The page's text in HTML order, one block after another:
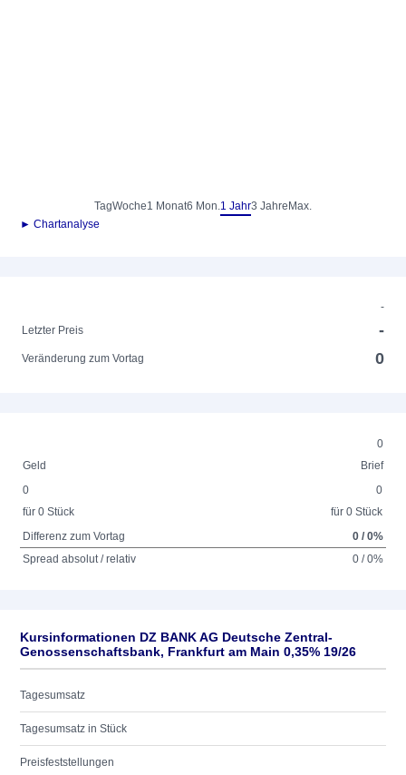
TagWoche1 Monat6 Mon.1 Jahr3 Jahre Max.
► Chartanalyse
-
Letzter Preis
-
Veränderung zum Vortag 0
0
Geld
Brief
0
für 0 Stück
0
für 0 Stück
Differenz zum Vortag
0 / 0%
Spread absolut / relativ
0 / 0%
Kursinformationen DZ BANK AG Deutsche Zentral-
Genossenschaftsbank, Frankfurt am Main 0,35% 19/26
Tagesumsatz
Tagesumsatz in Stück
Preisfeststellungen